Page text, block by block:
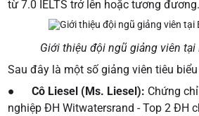
từ 7.0 IELTS trở lên hoặc tương đương.
Giới thiệu đội ngũ giảng viên tại
Sau đây là một số giảng viên tiêu
● Cô Liesel (Ms. Liesel): Chứng
nghiệp ĐH Witwatersrand - Top 2 ĐH